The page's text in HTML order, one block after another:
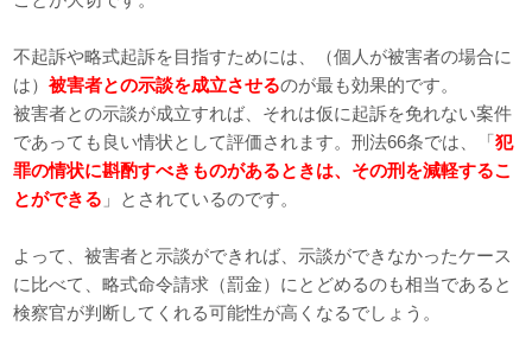
不起訴や略式起訴を目指すためには、（個人が被害者の場合に
は）被害者との示談を成立させるのが最も効果的です。
被害者との示談が成立すれば、それは仮に起訴を免れない案件
であっても良い情状として評価されます。刑法66条では、「犯
罪の情状に斟酌すべきものがあるときは、その刑を減軽するこ
とができる 」とされているのです。
よって、被害者と示談ができれば、示談ができなかったケース
に比べて、略式命令請求（罰金）にとどめるのも相当であると
検察官が判断してくれる可能性が高くなるでしょう。